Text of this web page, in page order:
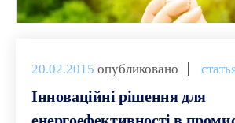
20.02.2015 опубликовано
Інноваційні рішення для